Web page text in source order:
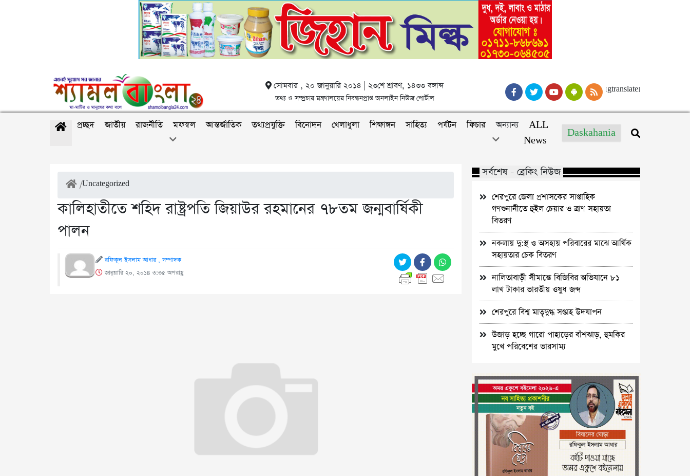
সোমবার , ২০ জানুয়ারি ২০১৪ | ২৩শে শ্রাবণ, ১৪৩৩ বঙ্গাব্দ
তথ্য ও সম্প্রচার মন্ত্রণালয়ের নিবন্ধনপ্রাপ্ত অনলাইন নিউজ পোর্টাল
[gtranslate]
প্রচ্ছদ জাতীয় রাজনীতি মফস্বল আন্তর্জাতিক তথ্যপ্রযুক্তি বিনোদন খেলাধুলা শিক্ষাঙ্গন সাহিত্য পর্যটন ফিচার অন্যান্য
ALL
News
Daskahania
/Uncategorized
কালিহাতীতে শহিদ রাষ্ট্রপতি জিয়াউর রহমানের ৭৮তম জন্মবার্ষিকী
পালন
রফিকুল ইসলাম আধার , সম্পাদক
জানুয়ারি ২০, ২০১৪ ৩:৩৫ অপরাহ্ণ
সর্বশেষ - ব্রেকিং নিউজ
শেরপুরে জেলা প্রশাসকের সাপ্তাহিক
গণশুনানীতে হুইল চেয়ার ও ত্রাণ সহায়তা
বিতরণ
নকলায় দু:স্থ ও অসহায় পরিবারের মাঝে আর্থিক
সহায়তার চেক বিতরণ
নালিতাবাড়ী সীমান্তে বিজিবির অভিযানে ৮১
লাখ টাকার ভারতীয় ওষুধ জব্দ
শেরপুরে বিশ্ব মাতৃদুগ্ধ সপ্তাহ উদযাপন
উজাড় হচ্ছে গারো পাহাড়ের বাঁশঝাড়, হুমকির
মুখে পরিবেশের ভারসাম্য